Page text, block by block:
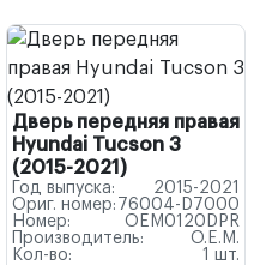
Дверь передняя правая
Hyundai Tucson 3
(2015-2021)
Год выпуска:
2015-2021
Ориг. номер: 76004-D7000
Номер:
OEM0120DPR
Производитель:
O.E.M.
Кол-во:
1 шт.